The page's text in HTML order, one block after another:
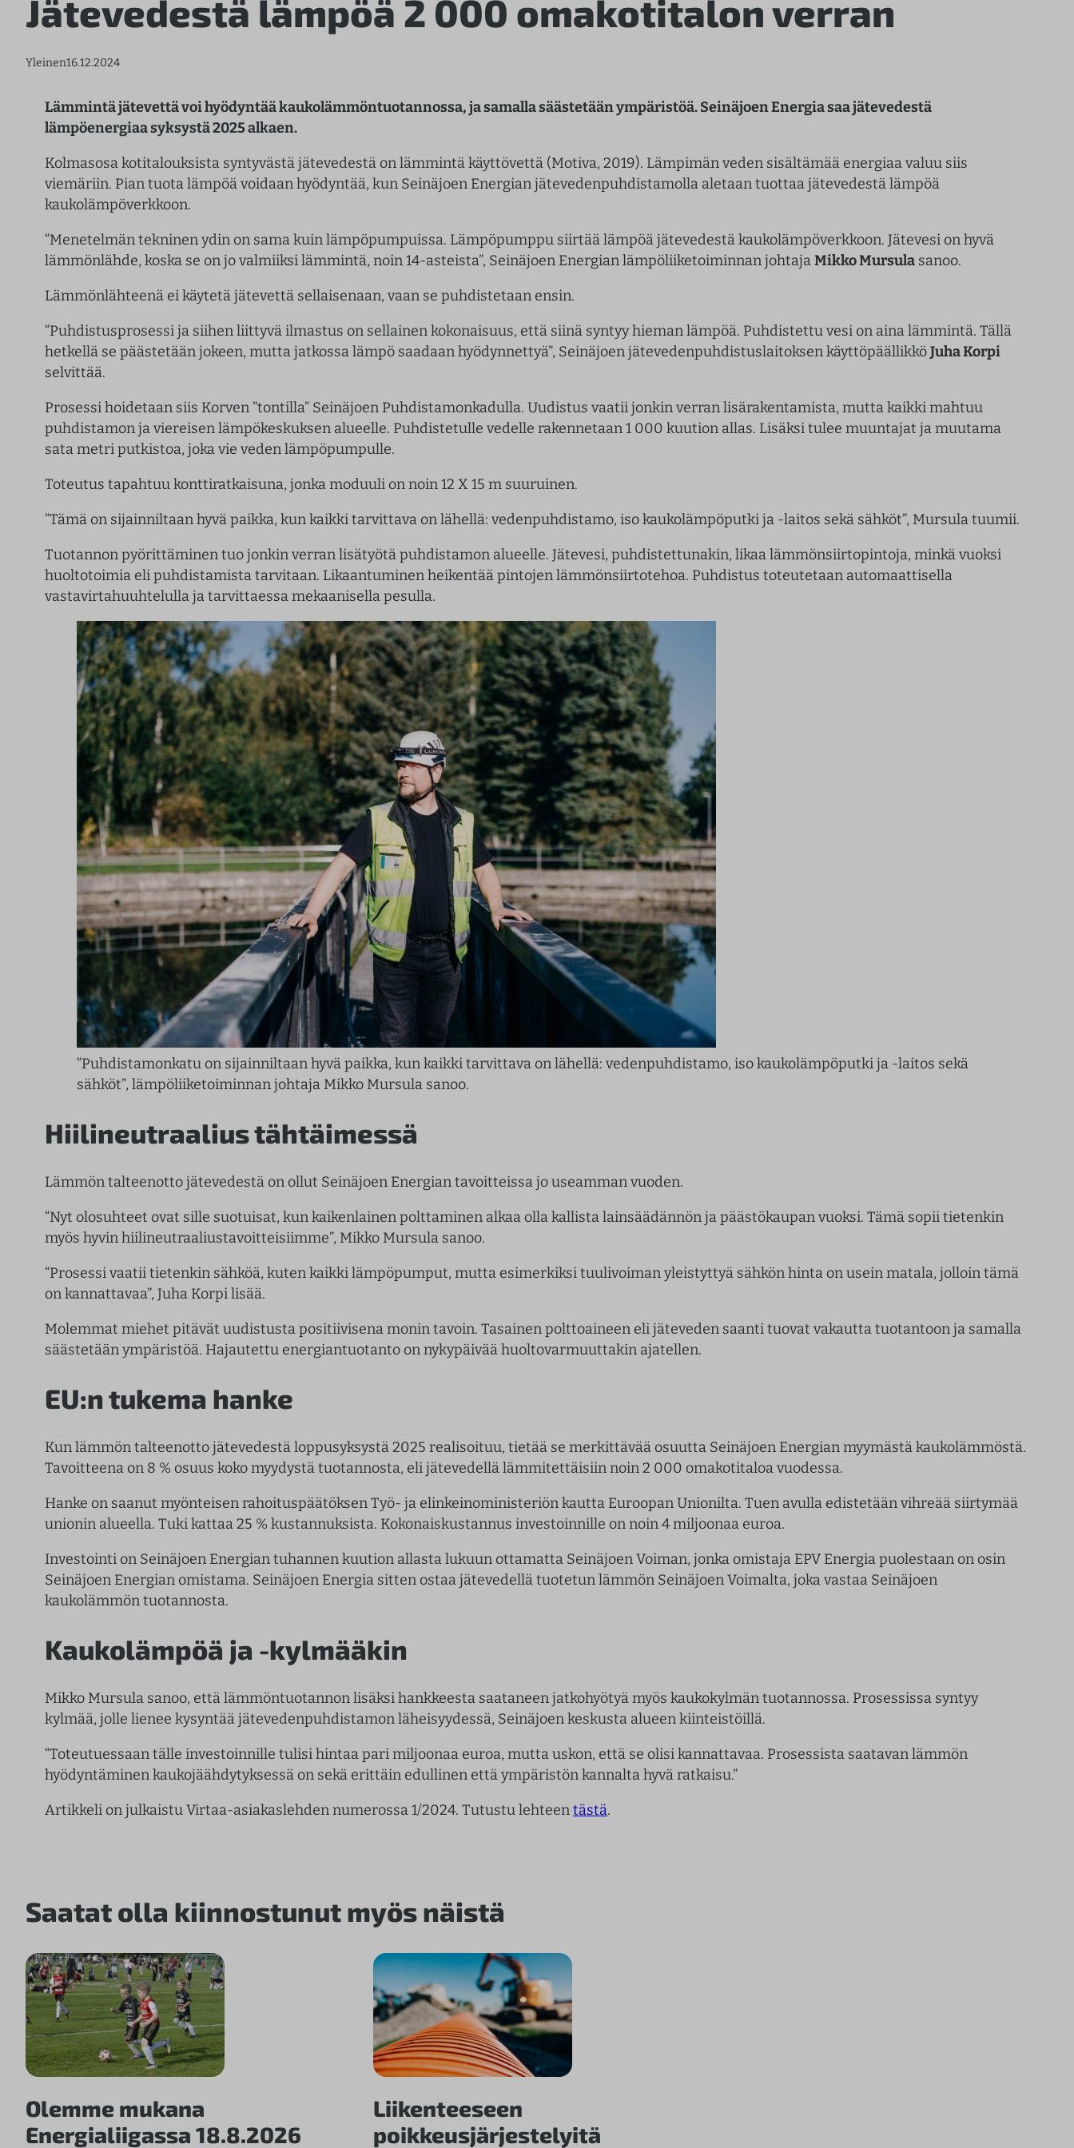
Jätevedestä lämpöä 2 000 omakotitalon verran
Yleinen16.12.2024
Lämmintä jätevettä voi hyödyntää kaukolämmöntuotannossa, ja samalla säästetään ympäristöä. Seinäjoen Energia saa jätevedestä
lämpöenergiaa syksystä 2025 alkaen.
Kolmasosa kotitalouksista syntyvästä jätevedestä on lämmintä käyttövettä (Motiva, 2019). Lämpimän veden sisältämää energiaa valuu siis
viemäriin. Pian tuota lämpöä voidaan hyödyntää, kun Seinäjoen Energian jätevedenpuhdistamolla aletaan tuottaa jätevedestä lämpöä
kaukolämpöverkkoon.
“Menetelmän tekninen ydin on sama kuin lämpöpumpuissa. Lämpöpumppu siirtää lämpöä jätevedestä kaukolämpöverkkoon. Jätevesi on hyvä
lämmönlähde, koska se on jo valmiiksi lämmintä, noin 14-asteista”, Seinäjoen Energian lämpöliiketoiminnan johtajaMikko Mursula sanoo.
Lämmönlähteenä ei käytetä jätevettä sellaisenaan, vaan se puhdistetaan ensin.
“Puhdistusprosessi ja siihen liittyvä ilmastus on sellainen kokonaisuus, että siinä syntyy hieman lämpöä. Puhdistettu vesi on aina lämmintä. Tällä
hetkellä se päästetään jokeen, mutta jatkossa lämpö saadaan hyödynnettyä”, Seinäjoen jätevedenpuhdistuslaitoksen käyttöpäällikköJuha Korpi
selvittää.
Prosessi hoidetaan siis Korven ”tontilla” Seinäjoen Puhdistamonkadulla. Uudistus vaatii jonkin verran lisärakentamista, mutta kaikki mahtuu
puhdistamon ja viereisen lämpökeskuksen alueelle. Puhdistetulle vedelle rakennetaan 1 000 kuution allas. Lisäksi tulee muuntajat ja muutama
sata metri putkistoa, joka vie veden lämpöpumpulle.
Toteutus tapahtuu konttiratkaisuna, jonka moduuli on noin 12 X 15 m suuruinen.
“Tämä on sijainniltaan hyvä paikka, kun kaikki tarvittava on lähellä: vedenpuhdistamo, iso kaukolämpöputki ja -laitos sekä sähköt”, Mursula tuumii.
Tuotannon pyörittäminen tuo jonkin verran lisätyötä puhdistamon alueelle. Jätevesi, puhdistettunakin, likaa lämmönsiirtopintoja, minkä vuoksi
huoltotoimia eli puhdistamista tarvitaan. Likaantuminen heikentää pintojen lämmönsiirtotehoa. Puhdistus toteutetaan automaattisella
vastavirtahuuhtelulla ja tarvittaessa mekaanisella pesulla.
“Puhdistamonkatu on sijainniltaan hyvä paikka, kun kaikki tarvittava on lähellä: vedenpuhdistamo, iso kaukolämpöputki ja -laitos sekä
sähköt”, lämpöliiketoiminnan johtaja Mikko Mursula sanoo.
Hiilineutraalius tähtäimessä
Lämmön talteenotto jätevedestä on ollut Seinäjoen Energian tavoitteissa jo useamman vuoden.
“Nyt olosuhteet ovat sille suotuisat, kun kaikenlainen polttaminen alkaa olla kallista lainsäädännön ja päästökaupan vuoksi. Tämä sopii tietenkin
myös hyvin hiilineutraaliustavoitteisiimme”, Mikko Mursula sanoo.
“Prosessi vaatii tietenkin sähköä, kuten kaikki lämpöpumput, mutta esimerkiksi tuulivoiman yleistyttyä sähkön hinta on usein matala, jolloin tämä
on kannattavaa”, Juha Korpi lisää.
Molemmat miehet pitävät uudistusta positiivisena monin tavoin. Tasainen polttoaineen eli jäteveden saanti tuovat vakautta tuotantoon ja samalla
säästetään ympäristöä. Hajautettu energiantuotanto on nykypäivää huoltovarmuuttakin ajatellen.
EU:n tukema hanke
Kun lämmön talteenotto jätevedestä loppusyksystä 2025 realisoituu, tietää se merkittävää osuutta Seinäjoen Energian myymästä kaukolämmöstä.
Tavoitteena on 8 % osuus koko myydystä tuotannosta, eli jätevedellä lämmitettäisiin noin 2 000 omakotitaloa vuodessa.
Hanke on saanut myönteisen rahoituspäätöksen Työ- ja elinkeinoministeriön kautta Euroopan Unionilta. Tuen avulla edistetään vihreää siirtymää
unionin alueella. Tuki kattaa 25 % kustannuksista. Kokonaiskustannus investoinnille on noin 4 miljoonaa euroa.
Investointi on Seinäjoen Energian tuhannen kuution allasta lukuun ottamatta Seinäjoen Voiman, jonka omistaja EPV Energia puolestaan on osin
Seinäjoen Energian omistama. Seinäjoen Energia sitten ostaa jätevedellä tuotetun lämmön Seinäjoen Voimalta, joka vastaa Seinäjoen
kaukolämmön tuotannosta.
Kaukolämpöä ja -kylmääkin
Mikko Mursula sanoo, että lämmöntuotannon lisäksi hankkeesta saataneen jatkohyötyä myös kaukokylmän tuotannossa. Prosessissa syntyy
kylmää, jolle lienee kysyntää jätevedenpuhdistamon läheisyydessä, Seinäjoen keskusta alueen kiinteistöillä.
“Toteutuessaan tälle investoinnille tulisi hintaa pari miljoonaa euroa, mutta uskon, että se olisi kannattavaa. Prosessista saatavan lämmön
hyödyntäminen kaukojäähdytyksessä on sekä erittäin edullinen että ympäristön kannalta hyvä ratkaisu.”
Artikkeli on julkaistu Virtaa-asiakaslehden numerossa 1/2024. Tutustu lehteentästä.
Saatat olla kiinnostunut myös näistä
Olemme mukana
Energialiigassa 18.8.2026
Liikenteeseen
poikkeusjärjestelyitä